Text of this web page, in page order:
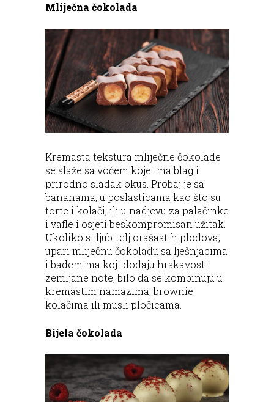
Mliječna čokolada
Kremasta tekstura mliječne čokolade
se slaže sa voćem koje ima blag i
prirodno sladak okus. Probaj je sa
bananama, u poslasticama kao što su
torte i kolači, ili u nadjevu za palačinke
i vafle i osjeti beskompromisan užitak.
Ukoliko si ljubitelj orašastih plodova,
upari mliječnu čokoladu sa lješnjacima
i bademima koji dodaju hrskavost i
zemljane note, bilo da se kombinuju u
kremastim namazima, brownie
kolačima ili musli pločicama.
Bijela čokolada